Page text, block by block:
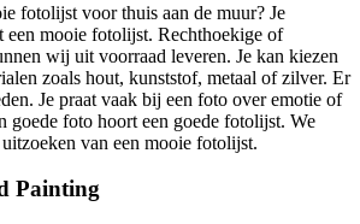
fotolijst voor thuis aan de muur? Je
een mooie fotolijst. Rechthoekige of
wij uit voorraad leveren. Je kan kiezen
zoals hout, kunststof, metaal of zilver. Er
Je praat vaak bij een foto over emotie of
goede foto hoort een goede fotolijst. We
van een mooie fotolijst.
Painting